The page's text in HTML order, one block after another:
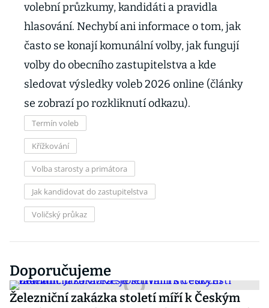
volební průzkumy, kandidáti a pravidla
hlasování. Nechybí ani informace o tom, jak
často se konají komunální volby, jak fungují
volby do obecního zastupitelstva a kde
sledovat výsledky voleb 2026 online (články
se zobrazí po rozkliknutí odkazu).
Termín voleb
Křížkování
Volba starosty a primátora
Jak kandidovat do zastupitelstva
Voličský průkaz
Doporučujeme
Železniční zakázka století míří k Českým